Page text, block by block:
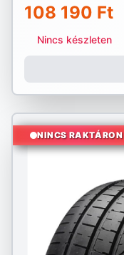
108 190 Ft
Nincs készleten
NINCS RAKTÁRON